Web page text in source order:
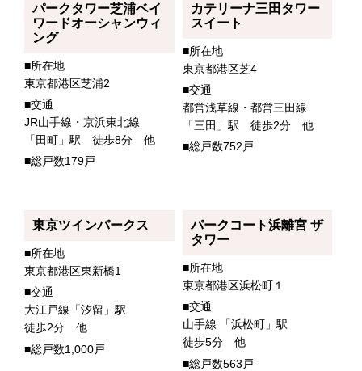
パークタワー芝浦ベイ
ワードオーシャンウィ
ング
■所在地
東京都港区芝浦2
■交通
JR山手線・京浜東北線
「田町」駅 徒歩8分 他
■総戸数179戸
カテリーナ三田タワー
スイート
■所在地
東京都港区芝4
■交通
都営浅草線・都営三田線
「三田」駅 徒歩2分 他
■総戸数752戸
東京ツインパークス
■所在地
東京都港区東新橋1
■交通
大江戸線「汐留」駅
徒歩2分 他
■総戸数1,000戸
パークコート浜離宮 ザ
タワー
■所在地
東京都港区浜松町１
■交通
山手線 「浜松町」駅
徒歩5分 他
■総戸数563戸